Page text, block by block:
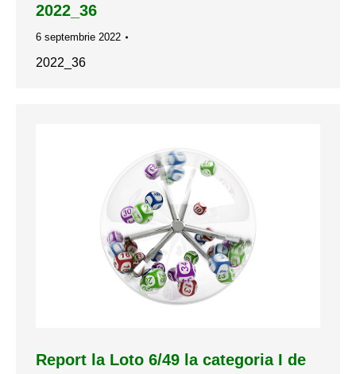
2022_36
6 septembrie 2022
2022_36
Report la Loto 6/49 la categoria I de